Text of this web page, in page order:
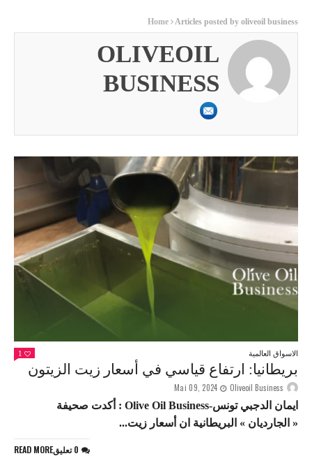
Home Articles posted by oliveoil business
OLIVEOIL
BUSINESS
الاسواق العالمية 1
بريطانيا: ارتفاع قياسي في أسعار زيت الزيتون
Oliveoil Business
Mai 09, 2024
ايمان الدجبي تونس-Olive Oil Business : أكدت صحيفة
« الجارديان » البريطانية ان أسعار زيت...
READ MORE 0 تعليق